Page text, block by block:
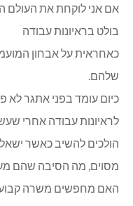
אם אני לוקחת את העולם
בולט בראיונות עבודה
כאחראית על אבחון
שלהם.
כיום עומד בפני אתגר לא
לראיונות עבודה אחרי
הולכים להשיב כאשר
מסוים, מה הסיבה שהם
האם מחפשים משרה